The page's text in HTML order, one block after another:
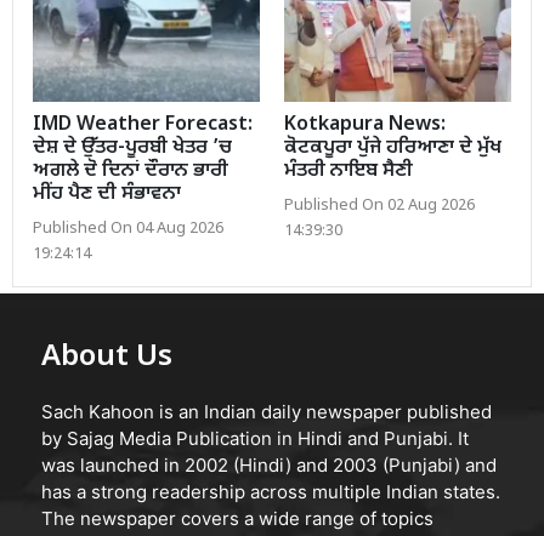
IMD Weather Forecast:
ਦੇਸ਼ ਦੇ ਉੱਤਰ-ਪੂਰਬੀ ਖੇਤਰ ’ਚ
ਅਗਲੇ ਦੋ ਦਿਨਾਂ ਦੌਰਾਨ ਭਾਰੀ
ਮੀਂਹ ਪੈਣ ਦੀ ਸੰਭਾਵਨਾ
Published On 04 Aug 2026
19:24:14
Kotkapura News:
ਕੋਟਕਪੂਰਾ ਪੁੱਜੇ ਹਰਿਆਣਾ ਦੇ ਮੁੱਖ
ਮੰਤਰੀ ਨਾਇਬ ਸੈਣੀ
Published On 02 Aug 2026
14:39:30
About Us
Sach Kahoon is an Indian daily newspaper published
by Sajag Media Publication in Hindi and Punjabi. It
was launched in 2002 (Hindi) and 2003 (Punjabi) and
has a strong readership across multiple Indian states.
The newspaper covers a wide range of topics